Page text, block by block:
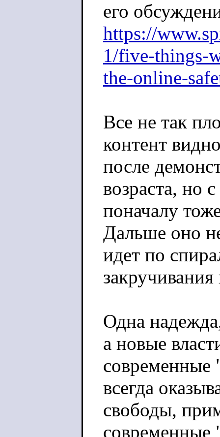
его
https://
1/five-things-
the-online-
Все не так
контент
после
возраста, но
поначалу
Дальше оно
идет по
закручивания
Одна
а новые
современные
всегда
свободы,
современные